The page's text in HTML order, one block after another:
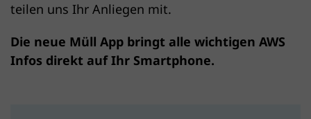
teilen uns Ihr Anliegen mit.
Die neue Müll App bringt alle wichtigen AWS
Infos direkt auf Ihr Smartphone.